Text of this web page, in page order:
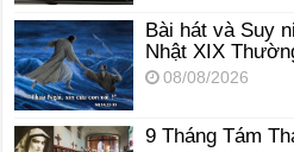
Bài hát và Suy
Nhật XIX
08/08/2026
9 Tháng Tám